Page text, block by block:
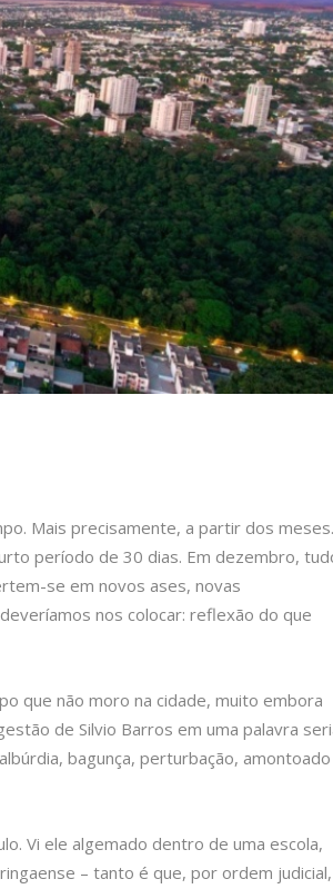
Mais precisamente, a partir dos meses.
período de 30 dias. Em dezembro,
se em novos ases, novas
nos colocar: reflexão do que
que não moro na cidade, muito embora
de Silvio Barros em uma palavra
bagunça, perturbação, amontoado
Vi ele algemado dentro de uma escola,
– tanto é que, por ordem judicial,